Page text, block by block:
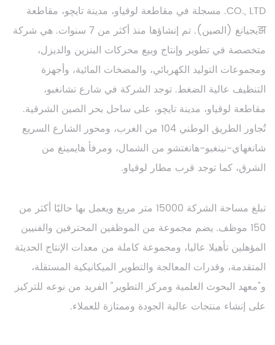
CO., LTD. مسجلة في مقاطعة لوقياو، مدينة تايچو، مقاطعة
झيجيانغ (الصين). تم إنشاؤها منذ أكثر من 7 سنوات. هي شركة
متخصصة في تطوير وإنتاج وبيع محركات البنزين والديزل،
ومجموعات التوليد الكهربائي، والمضخات المائية، وأجهزة
التنظيف عالية الضغط. توجد الشركة في شارع تشانغبو،
مقاطعة لوقياو، مدينة تايچو، على ساحل بحر الصين الشرقية.
تُجاور الطريق الوطني 104 من الغرب، ومحور الشارع السريع
شانغهاي-نينغبو-هانغتشو من الشمال، ومرفأ هايمينغ من
الشرق، كما توجد قرب مطار لوقياو.
تبلغ مساحة الشركة 15000 متر مربع ويعمل بها حاليًا أكثر من
150 موظف. يضم مجموعة من الموظفين المحترفين والفنيين
المؤهلين تأهيلا عاليا، ومجموعة كاملة من معدات الإنتاج الحديثة
المتقدمة، وقدرات المعالجة والتطوير الميكانيكية المستقلة،
و"معهد البحوث العلمية ومركز التطوير" الفريد من نوعه للتركيز
على إنشاء منتجات عالية الجودة وممتازة للعملاء.